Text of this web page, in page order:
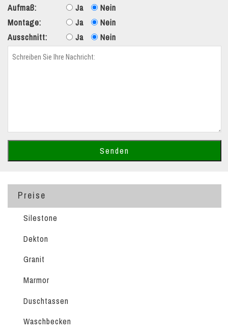
Aufmaß: Ja
Nein
Montage:
Ja
Nein
Ausschnitt:
Ja Nein
Preise
Silestone
Dekton
Granit
Marmor
Duschtassen
Waschbecken